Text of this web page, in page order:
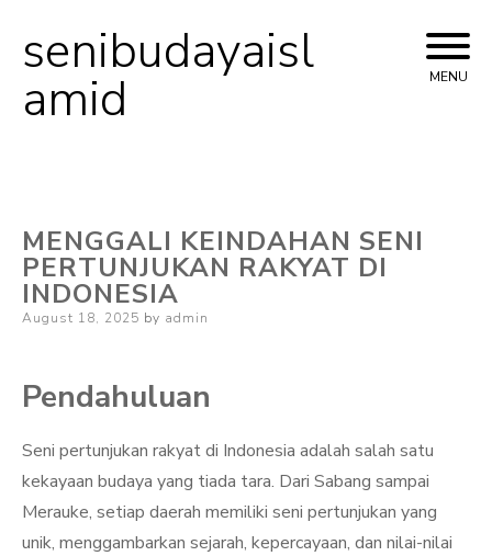
Skip
to
senibudayaisl
amid MENU
MENGGALI KEINDAHAN SENI
PERTUNJUKAN RAKYAT DI
INDONESIA
Posted
August 18, 2025 by admin
Pendahuluan
Seni pertunjukan rakyat di Indonesia adalah salah satu
kekayaan budaya yang tiada tara. Dari Sabang sampai
Merauke, setiap daerah memiliki seni pertunjukan yang
unik, menggambarkan sejarah, kepercayaan, dan nilai-nilai